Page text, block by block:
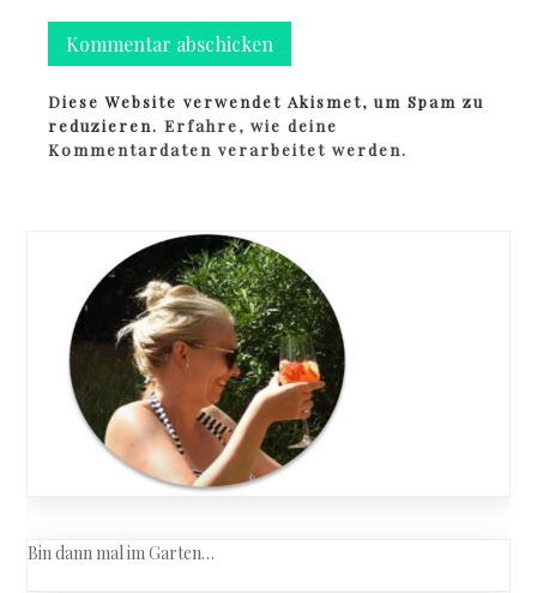
Diese Website verwendet Akismet, um Spam zu
reduzieren.Erfahre, wie deine
Kommentardaten verarbeitet werden.
Bin dann mal im Garten…